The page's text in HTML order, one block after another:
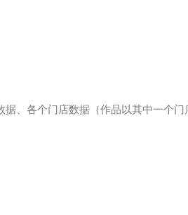
、各个门店数据（作品以其中一个